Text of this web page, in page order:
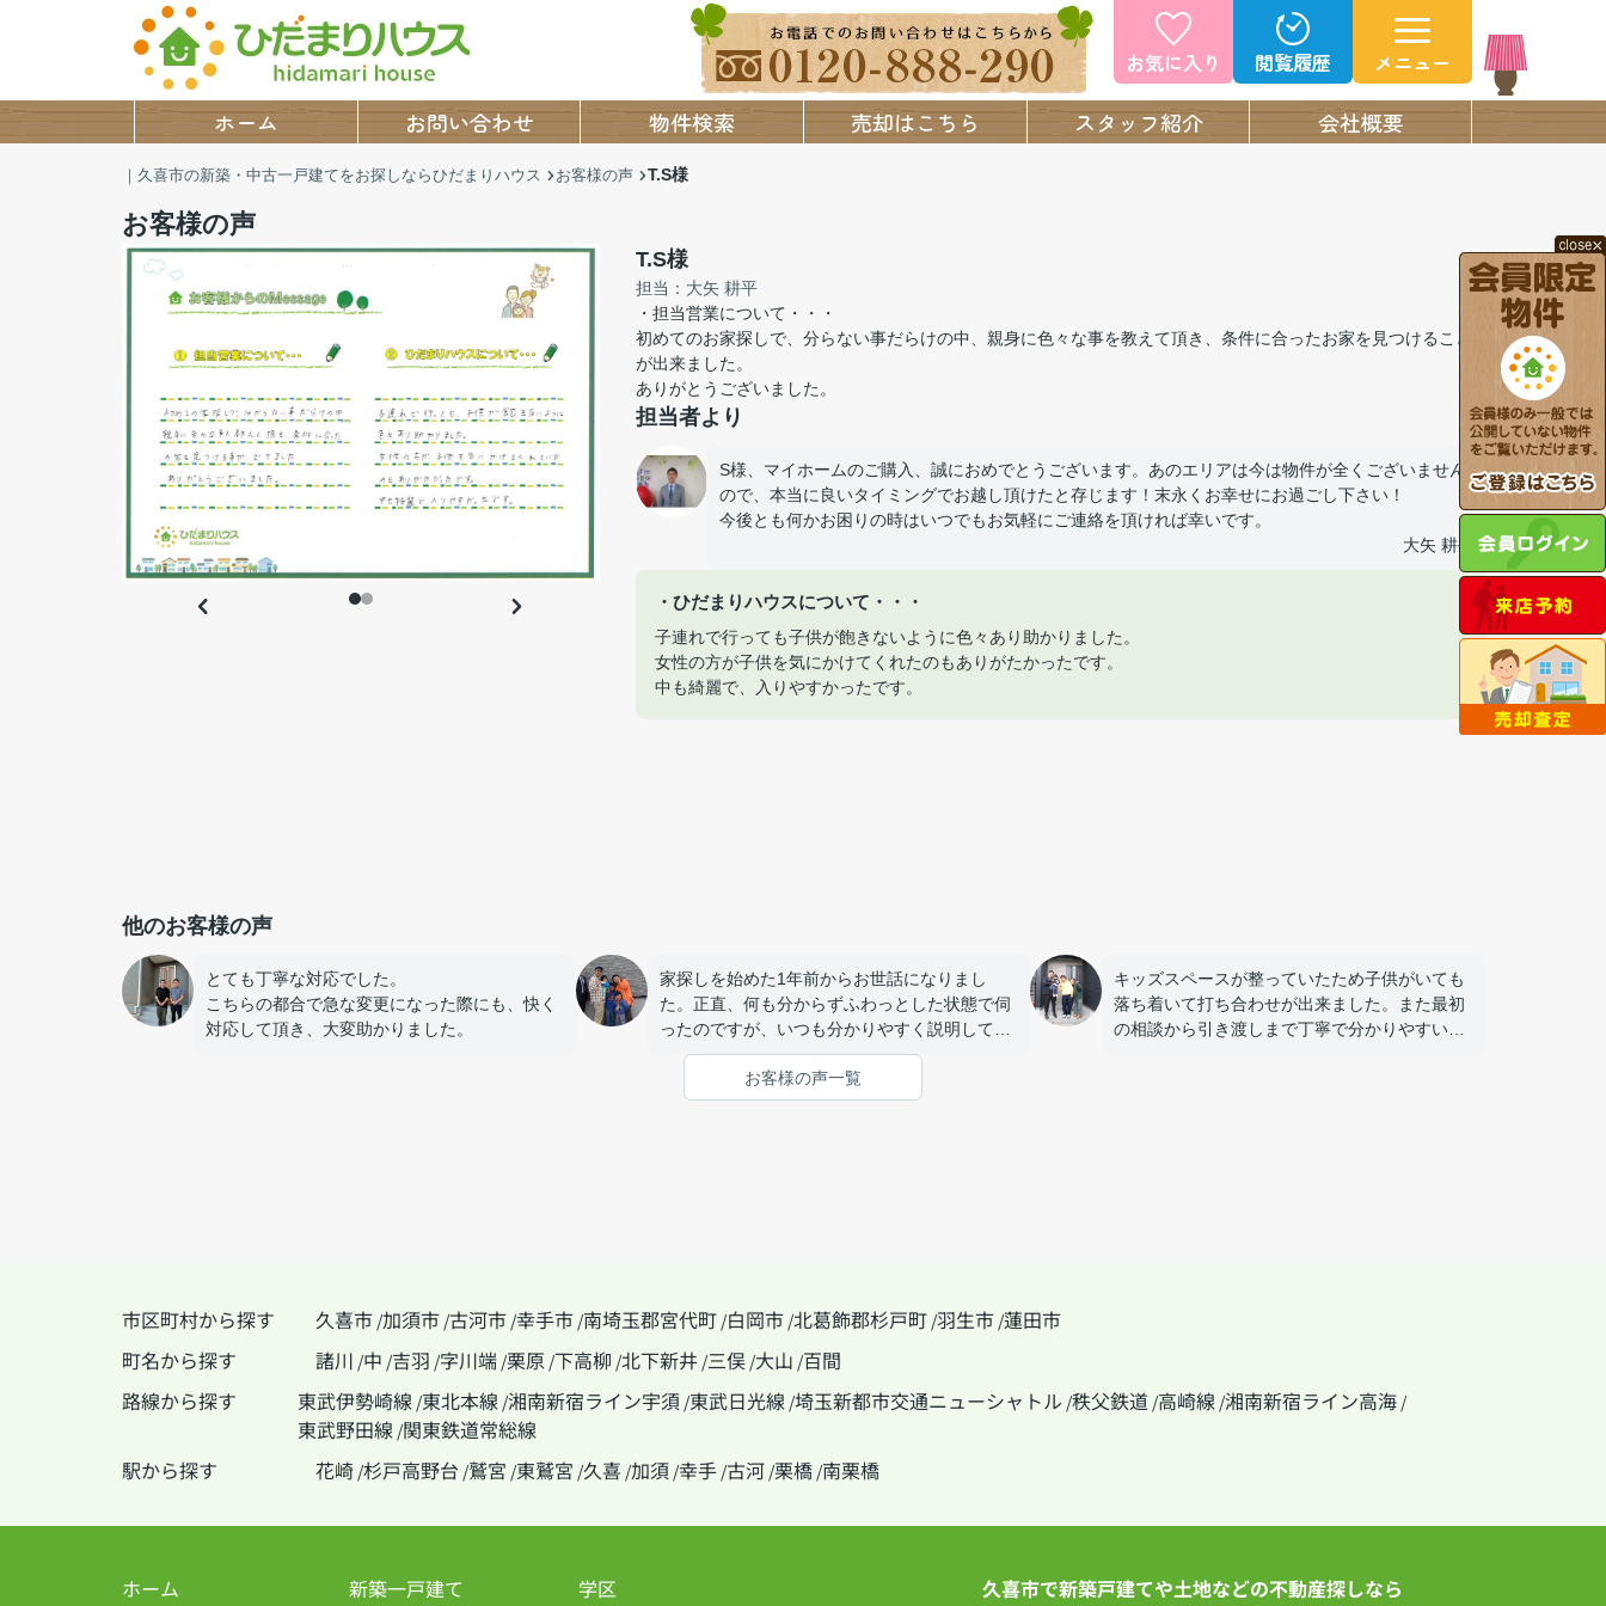
お気に入り 閲覧履歴 メニュー
ホーム お問い合わせ 物件検索 売却はこちら スタッフ紹介 会社概要
｜久喜市の新築・中古一戸建てをお探しならひだまりハウス お客様の声 T.S様
お客様の声
T.S様
担当：大矢 耕平
・担当営業について・・・
初めてのお家探しで、分らない事だらけの中、親身に色々な事を教えて頂き、条件に合ったお家を見つけること
が出来ました。
ありがとうございました。
担当者より
S様、マイホームのご購入、誠におめでとうございます。あのエリアは今は物件が全くございません
ので、本当に良いタイミングでお越し頂けたと存じます！末永くお幸せにお過ごし下さい！
今後とも何かお困りの時はいつでもお気軽にご連絡を頂ければ幸いです。
大矢 耕平
・ひだまりハウスについて・・・
子連れで行っても子供が飽きないように色々あり助かりました。
女性の方が子供を気にかけてくれたのもありがたかったです。
中も綺麗で、入りやすかったです。
他のお客様の声
とても丁寧な対応でした。
こちらの都合で急な変更になった際にも、快く
対応して頂き、大変助かりました。
家探しを始めた1年前からお世話になりまし
た。正直、何も分からずふわっとした状態で伺
ったのですが、いつも分かりやすく説明してい
ただき、私たちの要望やペースに合わせて丁寧
に対応してくれました。とても話しやすい雰囲
気で連絡もすぐ対応してくれるので安心して相
キッズスペースが整っていたため子供がいても
落ち着いて打ち合わせが出来ました。また最初
の相談から引き渡しまで丁寧で分かりやすい対
お客様の声一覧
市区町村から探す 久喜市 /加須市 /古河市 /幸手市 /南埼玉郡宮代町 /白岡市 /北葛飾郡杉戸町 /羽生市 /蓮田市
町名から探す
諸川 /中 /吉羽 /字川端 /栗原 /下高柳 /北下新井 /三俣 /大山 /百間
路線から探す
東武伊勢崎線 /東北本線 /湘南新宿ライン宇須 /東武日光線 /埼玉新都市交通ニューシャトル /秩父鉄道 /高崎線 /湘南新宿ライン高海 /
東武野田線 /関東鉄道常総線
駅から探す
花崎 /杉戸高野台 /鷲宮 /東鷲宮 /久喜 /加須 /幸手 /古河 /栗橋 /南栗橋
ホーム 新築一戸建て 学区 久喜市で新築戸建てや土地などの不動産探しなら